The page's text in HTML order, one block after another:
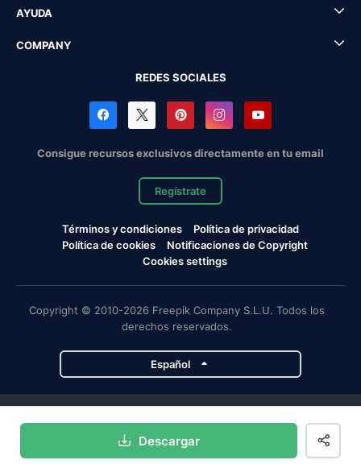
Descargar
AYUDA
COMPANY
REDES SOCIALES
Consigue recursos exclusivos directamente en tu email
Regístrate
Términos y condiciones
Política de privacidad
Política de cookies
Notificaciones de Copyright
Cookies settings
Copyright © 2010-2026 Freepik Company S.L.U. Todos los
derechos reservados.
Español
Magnific Flaticon